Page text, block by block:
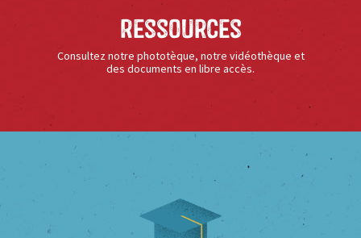
Ressources
Consultez notre phototèque, notre vidéothèque et
des documents en libre accès.